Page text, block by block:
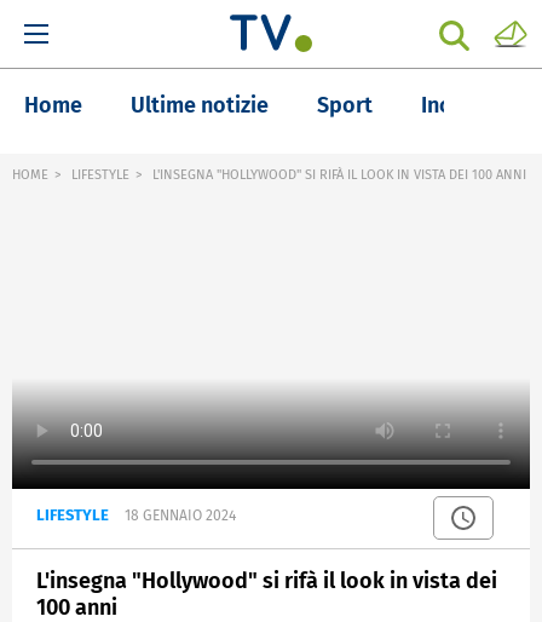
Home Ultime notizie Sport Inchieste
HOME LIFESTYLE L'INSEGNA "HOLLYWOOD" SI RIFÀ IL LOOK IN VISTA DEI 100 ANNI
LIFESTYLE 18 GENNAIO 2024
L'insegna "Hollywood" si rifà il look in vista dei
100 anni